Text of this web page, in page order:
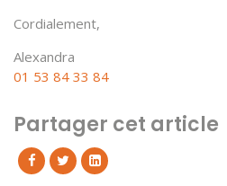
Cordialement,
Alexandra
01 53 84 33 84
Partager cet article